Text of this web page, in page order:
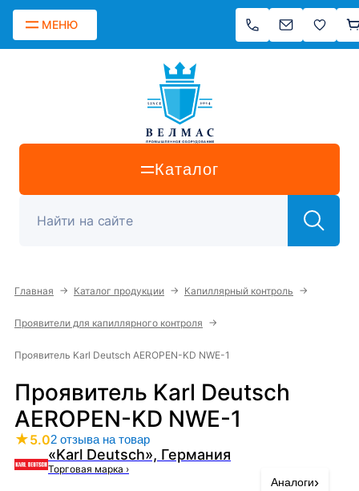
МЕНЮ
Каталог
Главная → Каталог продукции → Капиллярный контроль →
Проявители для капиллярного контроля →
Проявитель Karl Deutsch AEROPEN-KD NWE-1
Проявитель Karl Deutsch
AEROPEN-KD NWE-1
★5.02 отзыва на товар
«Karl Deutsch», Германия
Торговая марка ›
Аналоги›